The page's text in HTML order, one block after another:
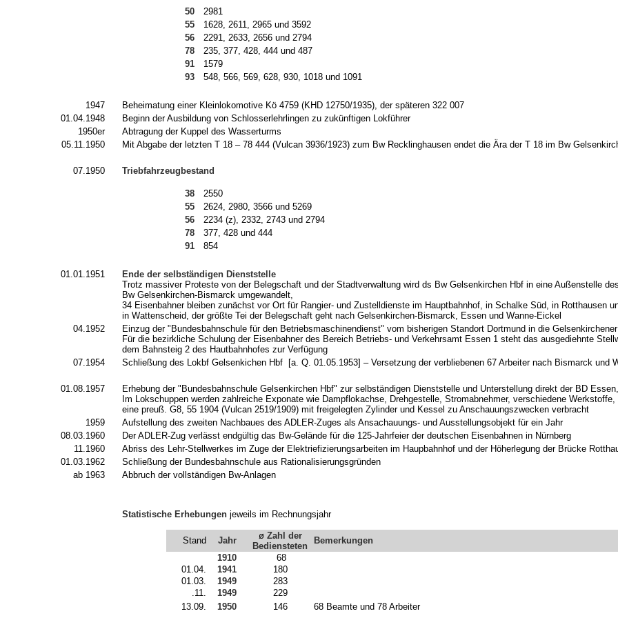
50
2981
55
1628, 2611, 2965 und 3592
56
2291, 2633, 2656 und 2794
78
235, 377, 428, 444 und 487
91
1579
93
548, 566, 569, 628, 930, 1018 und 1091
1947
Beheimatung einer Kleinlokomotive Kö 4759 (KHD 12750/1935), der späteren 322 007
01.04.1948
Beginn der Ausbildung von Schlosserlehrlingen zu zukünftigen Lokführer
1950er
Abtragung der Kuppel des Wasserturms
05.11.1950
Mit Abgabe der letzten T 18 – 78 444 (Vulcan 3936/1923) zum Bw Recklinghausen endet die Ära der T 18 im Bw
07.1950 Triebfahrzeugbestand
38
2550
55
2624, 2980, 3566 und 5269
56
2234 (z), 2332, 2743 und 2794
78
377, 428 und 444
91
854
01.01.1951 Ende der selbständigen Dienststelle
Trotz massiver Proteste von der Belegschaft und der Stadtverwaltung wird ds Bw Gelsenkirchen Hbf in eine Außenstelle des
Bw Gelsenkirchen-Bismarck umgewandelt,
34 Eisenbahner bleiben zunächst vor Ort für Rangier- und Zustelldienste im Hauptbahnhof, in Schalke Süd, in Rotthausen
in Wattenscheid, der größte Tei der Belegschaft geht nach Gelsenkirchen-Bismarck, Essen und Wanne-Eickel
04.1952
Einzug der "Bundesbahnschule für den Betriebsmaschinendienst" vom bisherigen Standort Dortmund in die
Für die bezirkliche Schulung der Eisenbahner des Bereich Betriebs- und Verkehrsamt Essen 1 steht das ausgediehnte
dem Bahnsteig 2 des Hautbahnhofes zur Verfügung
07.1954
Schließung des Lokbf Gelsenkichen Hbf [a. Q. 01.05.1953] – Versetzung der verbliebenen 67 Arbeiter nach Bismarck und
01.08.1957
Erhebung der "Bundesbahnschule Gelsenkirchen Hbf" zur selbständigen Dienststelle und Unterstellung direkt der BD Essen,
Im Lokschuppen werden zahlreiche Exponate wie Dampflokachse, Drehgestelle, Stromabnehmer, verschiedene Werkstoffe,
eine preuß. G8, 55 1904 (Vulcan 2519/1909) mit freigelegten Zylinder und Kessel zu Anschauungszwecken verbracht
1959
Aufstellung des zweiten Nachbaues des ADLER-Zuges als Ansachauungs- und Ausstellungsobjekt für ein Jahr
08.03.1960
Der ADLER-Zug verlässt endgültig das Bw-Gelände für die 125-Jahrfeier der deutschen Eisenbahnen in Nürnberg
11.1960
Abriss des Lehr-Stellwerkes im Zuge der Elektriefizierungsarbeiten im Haupbahnhof und der Höherlegung der Brücke
01.03.1962
Schließung der Bundesbahnschule aus Rationalisierungsgründen
ab 1963
Abbruch der vollständigen Bw-Anlagen
Statistische Erhebungen jeweils im Rechnungsjahr
Stand Jahr øZahl der
Bediensteten
Bemerkungen
1910
68
01.04.
1941
180
01.03.
1949
283
.11.
1949
229
13.09.
1950 146 68 Beamte und 78 Arbeiter